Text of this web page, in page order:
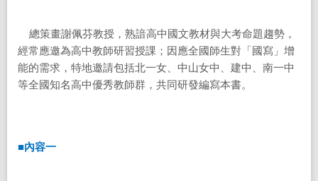
總策畫謝佩芬教授，熟諳高中國文教材與大考命題趨勢，
經常應邀為高中教師研習授課；因應全國師生對「國寫」增
能的需求，特地邀請包括北一女、中山女中、建中、南一中
等全國知名高中優秀教師群，共同研發編寫本書。
■內容一